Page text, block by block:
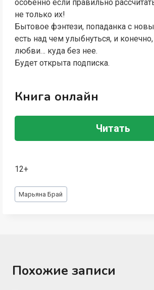
особенно если правильно
не только их!
Бытовое фэнтези, попаданка с
есть над чем улыбнуться, и
любви… куда без нее.
Будет открыта подписка.
Книга онлайн
Читать
12+
Метки
записи:
Марьяна Брай
Похожие записи